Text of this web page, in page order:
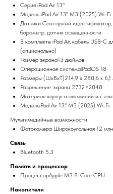
Серия iPad Air 13"
Модель iPad Air 13'' M3 (2025) Wi-Fi
Датчики Сенсорный идентификатор,
барометр, датчик освещенности
В комплекте iPad Air, кабель USB‑C
(опционально)
Размер экрана13 дюймов
Операционная системаiPadOS 18
Размеры (ШxВxТ)214,9 х 280,6 х 6,1
Разрешение экрана 2732×2048
Материал корпуса алюминий и
МодельiPad Air 13'' M3 (2025) Wi-Fi
Мультимедийные возможности
Фотокамера Широкоугольная 12 млн
Связь
Bluetooth 5.3
Память и процессор
ПроцессорApple M3 8-Core CPU
Накопители